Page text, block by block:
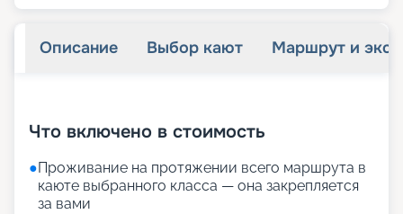
Описание Выбор кают Маршрут и
Что включено в стоимость
●Проживание на протяжении всего маршрута в
каюте выбранного класса — она закрепляется
за вами